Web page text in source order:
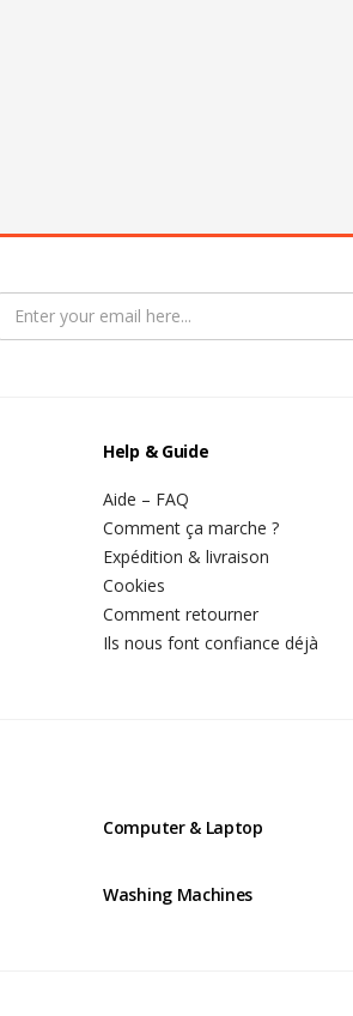
Help & Guide
Aide – FAQ
Comment ça marche ?
Expédition & livraison
Cookies
Comment retourner
Ils nous font confiance déjà
Computer & Laptop
Washing Machines